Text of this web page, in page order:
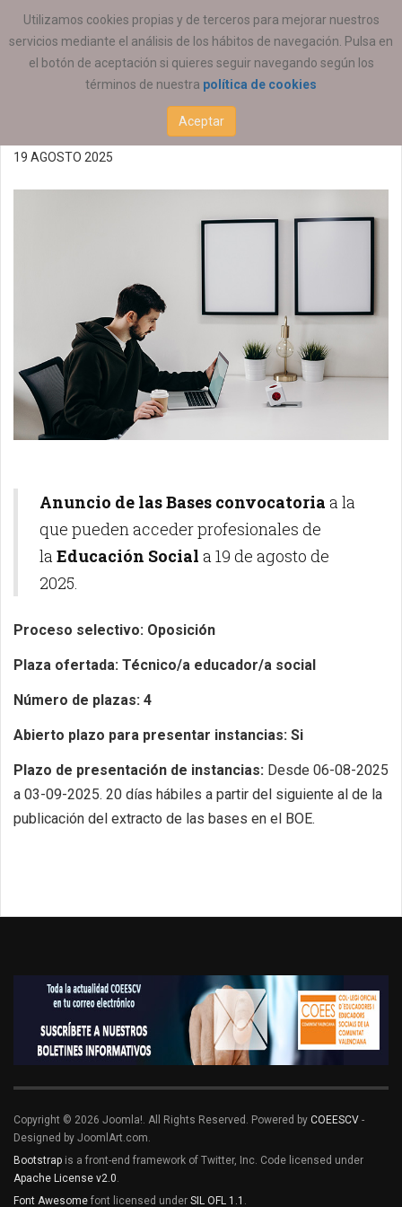
Utilizamos cookies propias y de terceros para mejorar nuestros
servicios mediante el análisis de los hábitos de navegación. Pulsa en
el botón de aceptación si quieres seguir navegando según los
términos de nuestra política de cookies
Aceptar
ESTÁ AQUÍ: EMPLEO OFERTAS DE EMPLEO
Técnico/a educador/a
19 AGOSTO 2025
Anuncio de las Bases convocatoria a la
que pueden acceder profesionales de
laEducación Social a 19 de agosto de
2025.
Proceso selectivo: Oposición
Plaza ofertada: Técnico/a educador/a social
Número de plazas: 4
Abierto plazo para presentar instancias: Si
Plazo de presentación de instancias: Desde 06-08-2025
a 03-09-2025. 20 días hábiles a partir del siguiente al de la
publicación del extracto de las bases en el BOE.
Copyright © 2026 Joomla!. All Rights Reserved. Powered by COEESCV -
Designed by JoomlArt.com.
Bootstrap is a front-end framework of Twitter, Inc. Code licensed under
Apache License v2.0.
Font Awesome font licensed under SIL OFL 1.1 .